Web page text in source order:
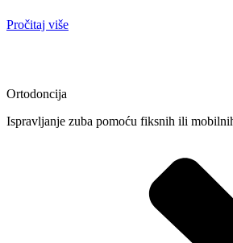
Pročitaj više
Ortodoncija
Ispravljanje zuba pomoću fiksnih ili